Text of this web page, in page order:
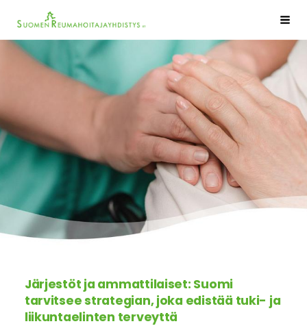
sivun
sisältöön
Sivuston etusivulle
Järjestöt ja ammattilaiset: Suomi
tarvitsee strategian, joka edistää tuki- ja
liikuntaelinten terveyttä